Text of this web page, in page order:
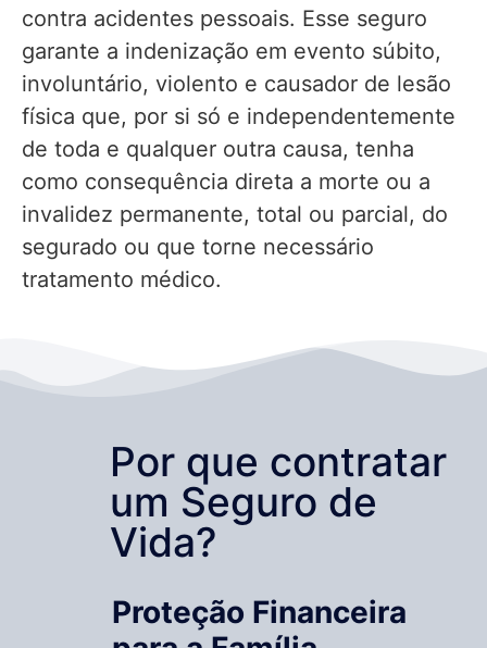
contra acidentes pessoais. Esse seguro
garante a indenização em evento súbito,
involuntário, violento e causador de lesão
física que, por si só e independentemente
de toda e qualquer outra causa, tenha
como consequência direta a morte ou a
invalidez permanente, total ou parcial, do
segurado ou que torne necessário
tratamento médico.
Por que contratar
um Seguro de
Vida?
Proteção Financeira